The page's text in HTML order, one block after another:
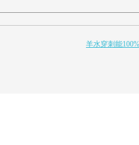
羊水穿刺能